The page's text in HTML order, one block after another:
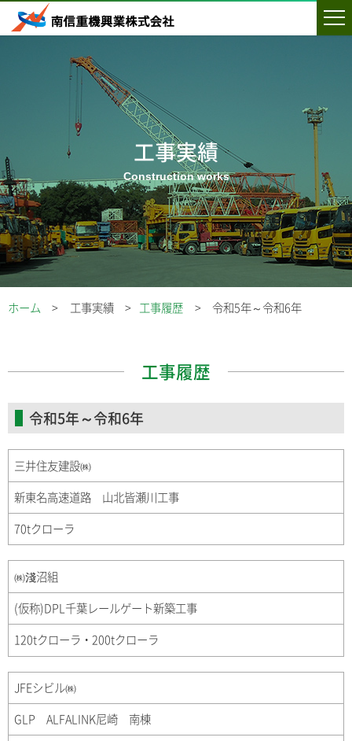
工事実績
ホーム 工事実績 工事履歴 令和5年～令和6年
工事履歴
令和5年～令和6年
三井住友建設㈱
新東名高速道路 山北皆瀬川工事
70tクローラ
㈱淺沼組
(仮称)DPL千葉レールゲート新築工事
120tクローラ・200tクローラ
JFEシビル㈱
GLP ALFALINK尼崎 南棟